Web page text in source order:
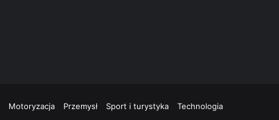
Motoryzacja Przemysł Sport i turystyka Technologia